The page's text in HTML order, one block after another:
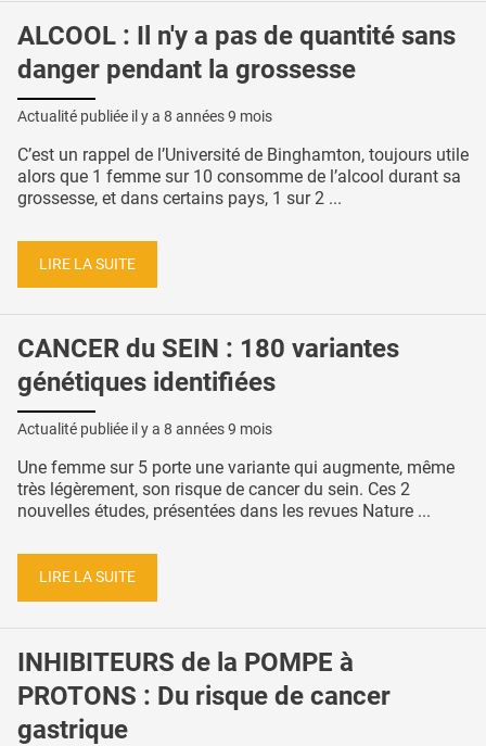
ALCOOL : Il n'y a pas de quantité sans
danger pendant la grossesse
Actualité publiée il y a 8 années 9 mois
C’est un rappel de l’Université de Binghamton, toujours utile
alors que 1 femme sur 10 consomme de l’alcool durant sa
grossesse, et dans certains pays, 1 sur 2 ...
LIRE LA SUITE
CANCER du SEIN : 180 variantes
génétiques identifiées
Actualité publiée il y a 8 années 9 mois
Une femme sur 5 porte une variante qui augmente, même
très légèrement, son risque de cancer du sein. Ces 2
nouvelles études, présentées dans les revues Nature ...
LIRE LA SUITE
INHIBITEURS de la POMPE à
PROTONS : Du risque de cancer
gastrique